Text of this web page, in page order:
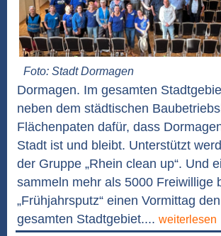
Foto: Stadt Dormagen
Dormagen. Im gesamten
neben dem städtischen
Flächenpaten dafür, dass
Stadt ist und bleibt. Unterstützt
der Gruppe „Rhein clean up“. Und
sammeln mehr als 5000 Freiwillige
„Frühjahrsputz“ einen Vormittag
gesamten Stadtgebiet.... weiterlesen